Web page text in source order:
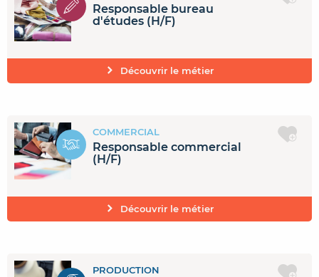
Responsable bureau
d'études (H/F)
Découvrir le métier
COMMERCIAL
Responsable commercial
(H/F)
Découvrir le métier
PRODUCTION